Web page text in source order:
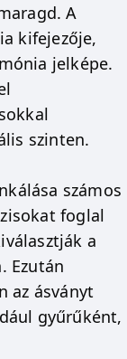
A
kifejezője,
jelképe.
szinten.
számos
foglal
a
Ezután
az ásványt
gyűrűként,